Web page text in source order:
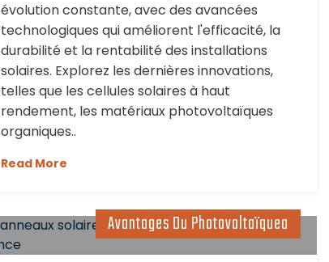
évolution constante, avec des avancées
technologiques qui améliorent l'efficacité, la
durabilité et la rentabilité des installations
solaires. Explorez les dernières innovations,
telles que les cellules solaires à haut
rendement, les matériaux photovoltaïques
organiques..
Read More
Avantages Du Photovoltaïquea